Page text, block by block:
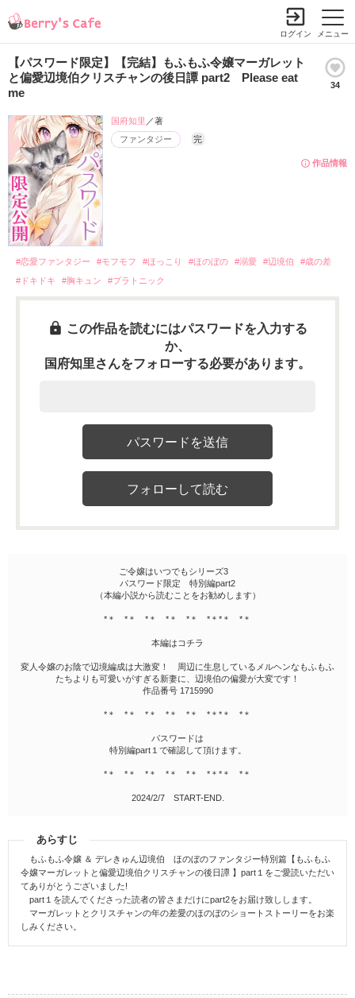
メニュー
ログイン
【パスワード限定】【完結】もふもふ令嬢マーガレット
と偏愛辺境伯クリスチャンの後日譚 part2 Please eat
me
34
作品情報
ファンタジー 完
国府知里 ／著
#恋愛ファンタジー #モフモフ #ほっこり #ほのぼの #溺愛 #辺境伯
#歳の差
#ドキドキ
#胸キュン #プラトニック
この作品を読むにはパスワードを入力する
か、
国府知里さんをフォローする必要があります。
ご令嬢はいつでもシリーズ3
パスワード限定 特別編part2
（本編小説から読むことをお勧めします）
*＊ *＊ *＊ *＊ *＊ *＊*＊ *＊
本編はコチラ
変人令嬢のお陰で辺境編成は大激変！ 周辺に生息しているメルヘンなもふもふ
たちよりも可愛いがすぎる新妻に、辺境伯の偏愛が大変です！
作品番号 1715990
*＊ *＊ *＊ *＊ *＊ *＊*＊ *＊
パスワードは
特別編part１で確認して頂けます。
*＊ *＊ *＊ *＊ *＊ *＊*＊ *＊
2024/2/7 START-END.
あらすじ
もふもふ令嬢 ＆ デレきゅん辺境伯 ほのぼのファンタジー特別篇【もふもふ
令嬢マーガレットと偏愛辺境伯クリスチャンの後日譚 】part１をご愛読いただい
てありがとうございました!
part１を読んでくださった読者の皆さまだけにpart2をお届け致しします。
マーガレットとクリスチャンの年の差愛のほのぼのショートストーリーをお楽
しみください。